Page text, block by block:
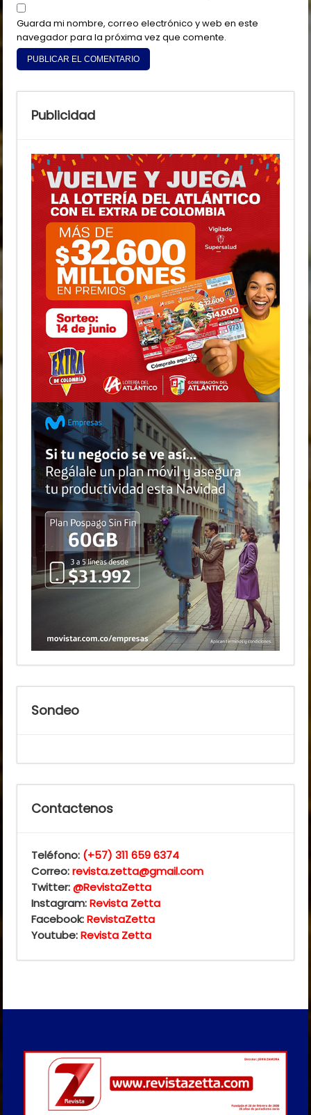
Guarda mi nombre, correo electrónico y web en este
navegador para la próxima vez que comente.
Publicidad
Sondeo
Contactenos
Teléfono: (+57) 311 659 6374
Correo:revista.zetta@gmail.com
Twitter:@RevistaZetta
Instagram:Revista Zetta
Facebook:RevistaZetta
Youtube:Revista Zetta